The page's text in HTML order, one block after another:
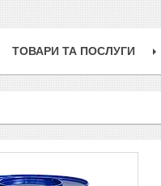
ТОВАРИ ТА ПОСЛУГИ